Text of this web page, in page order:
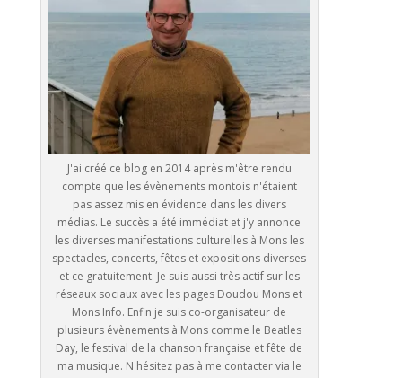
J'ai créé ce blog en 2014 après m'être rendu
compte que les évènements montois n'étaient
pas assez mis en évidence dans les divers
médias. Le succès a été immédiat et j'y annonce
les diverses manifestations culturelles à Mons les
spectacles, concerts, fêtes et expositions diverses
et ce gratuitement. Je suis aussi très actif sur les
réseaux sociaux avec les pages Doudou Mons et
Mons Info. Enfin je suis co-organisateur de
plusieurs évènements à Mons comme le Beatles
Day, le festival de la chanson française et fête de
ma musique. N'hésitez pas à me contacter via le